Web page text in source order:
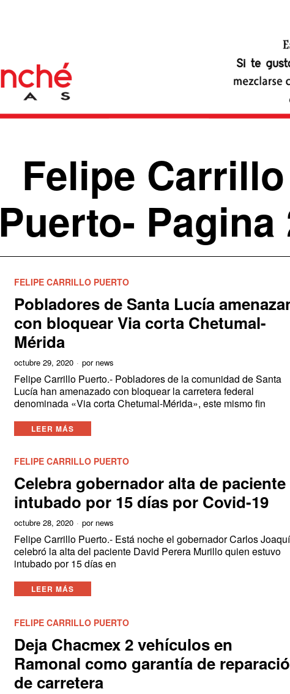
Felipe Carrillo
Puerto- Pagina
FELIPE CARRILLO PUERTO
Pobladores de Santa Lucía
con bloquear Via corta Chetumal-
Mérida
octubre 29, 2020 por news
Felipe Carrillo Puerto.- Pobladores de la comunidad de Santa
Lucía han amenazado con bloquear la carretera federal
denominada «Via corta Chetumal-Mérida», este mismo fin
LEER MÁS
FELIPE CARRILLO PUERTO
Celebra gobernador alta de paciente
intubado por 15 días por Covid-19
octubre 28, 2020 por news
Felipe Carrillo Puerto.- Está noche el gobernador Carlos
celebró la alta del paciente David Perera Murillo quien estuvo
intubado por 15 días en
LEER MÁS
FELIPE CARRILLO PUERTO
Deja Chacmex 2 vehículos en
Ramonal como garantía de
de carretera